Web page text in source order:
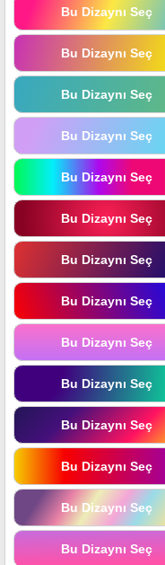
Bu Dizaynı Seç
Bu Dizaynı Seç
Bu Dizaynı Seç
Bu Dizaynı Seç
Bu Dizaynı Seç
Bu Dizaynı Seç
Bu Dizaynı Seç
Bu Dizaynı Seç
Bu Dizaynı Seç
Bu Dizaynı Seç
Bu Dizaynı Seç
Bu Dizaynı Seç
Bu Dizaynı Seç
Bu Dizaynı Seç